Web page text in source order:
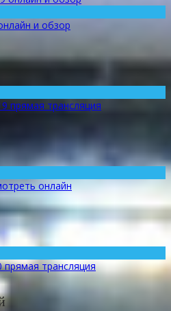
и обзор
прямая трансляция
онлайн
трансляция